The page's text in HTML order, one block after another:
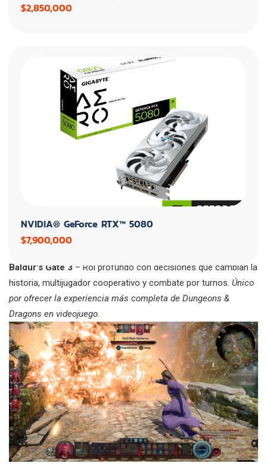
$2,850,000
NVIDIA® GeForce RTX™ 5080
$7,900,000
Baldur's Gate 3 – Rol profundo con decisiones que cambian la
historia, multijugador cooperativo y combate por turnos. Único
por ofrecer la experiencia más completa de Dungeons &
Dragons en videojuego.